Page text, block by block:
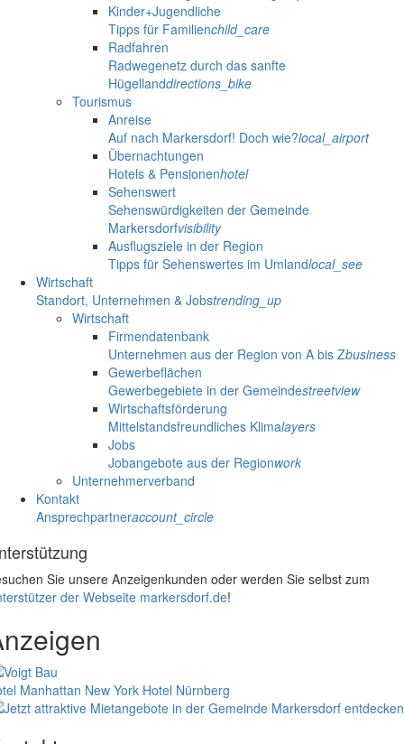
Kinder+Jugendliche
Tipps für Familienchild_care
Radfahren
Radwegenetz durch das sanfte
Hügellanddirections_bike
Tourismus
Anreise
Auf nach Markersdorf! Doch wie?local_airport
Übernachtungen
Hotels & Pensionenhotel
Sehenswert
Sehenswürdigkeiten der Gemeinde
Markersdorfvisibility
Ausflugsziele in der Region
Tipps für Sehenswertes im Umlandlocal_see
Wirtschaft
Standort, Unternehmen & Jobstrending_up
Wirtschaft
Firmendatenbank
Unternehmen aus der Region von A bis Zbusiness
Gewerbeflächen
Gewerbegebiete in der Gemeindestreetview
Wirtschaftsförderung
Mittelstandsfreundliches Klimalayers
Jobs
Jobangebote aus der Regionwork
Unternehmerverband
Kontakt
Ansprechpartneraccount_circle
Sie unsere Anzeigenkunden oder werden Sie selbst zum
der Webseite markersdorf.de!
Manhattan New York Hotel Nürnberg